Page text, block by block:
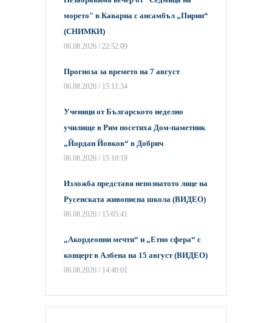
морето" в Каварна с ансамбъл „Пирин“
(СНИМКИ)
06.08.2026 / 22:52:09
Прогноза за времето на 7 август
06.08.2026 / 15:11:34
Ученици от Българското неделно
училище в Рим посетиха Дом-паметник
„Йордан Йовков“ в Добрич
06.08.2026 / 15:10:19
Изложба представя непознатото лице на
Русенската живописна школа (ВИДЕО)
06.08.2026 / 15:05:41
„Акордеонни мечти“ и „Етно сфера“ с
концерт в Албена на 15 август (ВИДЕО)
06.08.2026 / 14:40:01